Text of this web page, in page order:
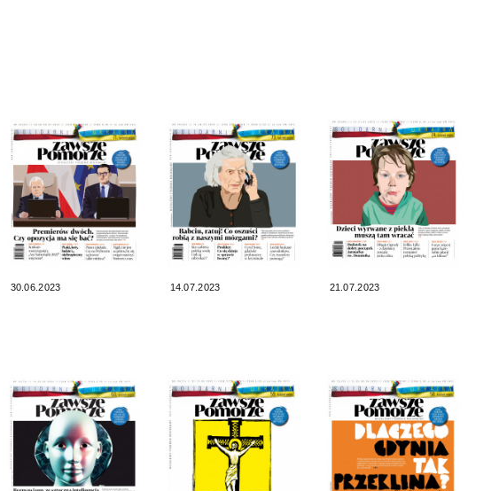
30.06.2023 14.07.2023 21.07.2023